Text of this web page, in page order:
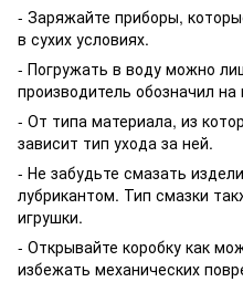
- Заряжайте приборы,
в сухих условиях.
- Погружать в воду можно
производитель обозначил на
- От типа материала, из
зависит тип ухода за ней.
- Не забудьте смазать
лубрикантом. Тип смазки
игрушки.
- Открывайте коробку как
избежать механических